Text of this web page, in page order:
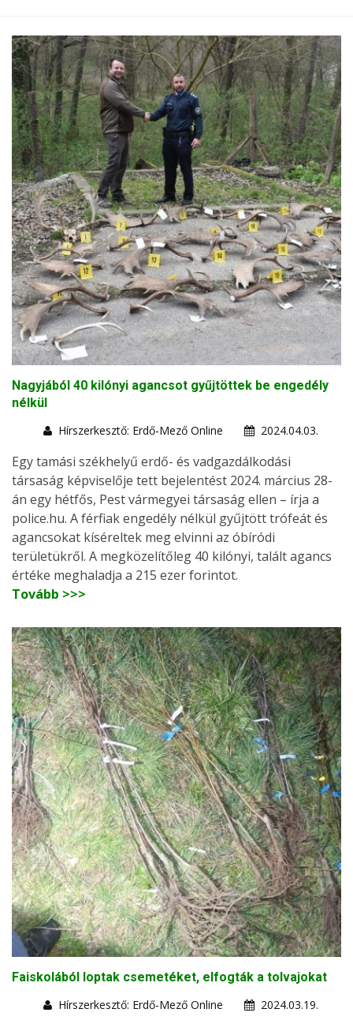
Nagyjából 40 kilónyi agancsot gyűjtöttek be engedély
nélkül
Hírszerkesztő: Erdő-Mező Online
2024.04.03.
Egy tamási székhelyű erdő- és vadgazdálkodási
társaság képviselője tett bejelentést 2024. március 28-
án egy hétfős, Pest vármegyei társaság ellen – írja a
police.hu. A férfiak engedély nélkül gyűjtött trófeát és
agancsokat kíséreltek meg elvinni az óbíródi
területükről. A megközelítőleg 40 kilónyi, talált agancs
értéke meghaladja a 215 ezer forintot.
Tovább >>>
Faiskolából loptak csemetéket, elfogták a tolvajokat
Hírszerkesztő: Erdő-Mező Online
2024.03.19.